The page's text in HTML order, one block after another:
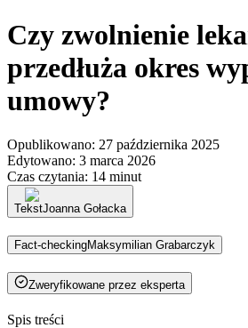
Czy zwolnienie
przedłuża okres
umowy?
Opublikowano: 27 października 2025
Edytowano: 3 marca 2026
Czas czytania: 14 minut
TekstJoanna Gołacka
Fact-checkingMaksymilian Grabarczyk
Zweryfikowane przez eksperta
Spis treści